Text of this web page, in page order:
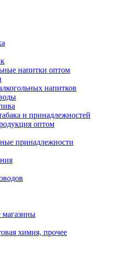
напитки оптом
напитков
и принадлежностей
оптом
принадлежности
магазины
химия, прочее